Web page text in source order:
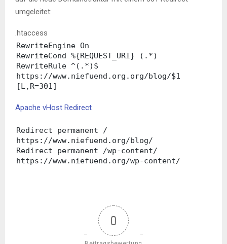
umgeleitet:
.htaccess
RewriteEngine On
RewriteCond %{REQUEST_URI} (.*)
RewriteRule ^(.*)$
https://www.niefuend.org.org/blog/$1
[L,R=301]
Apache vHost Redirect
Redirect permanent /
https://www.niefuend.org/blog/
Redirect permanent /wp-content/
https://www.niefuend.org/wp-content/
0
Beitragsbewertung